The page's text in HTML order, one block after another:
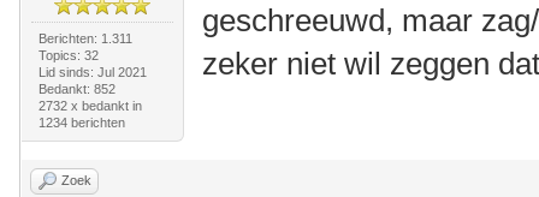
Berichten: 1.311
Topics: 32
Lid sinds: Jul 2021
Bedankt: 852
2732 x bedankt in
1234 berichten
geschreeuwd, maar
zeker niet wil zeggen
Zoek